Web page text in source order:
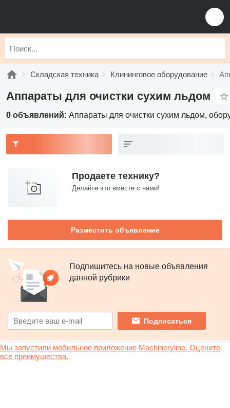
Складская техника Клининговое оборудование
Аппараты для очистки сухим льдом
0 объявлений: Аппараты для очистки сухим льдом,
Продаете технику?
Делайте это вместе с нами!
Разместить объявление
Подпишитесь на новые объявления
данной рубрики
Подписаться
Мы запустили мобильное приложение Machineryline. Оцените
все преимущества.